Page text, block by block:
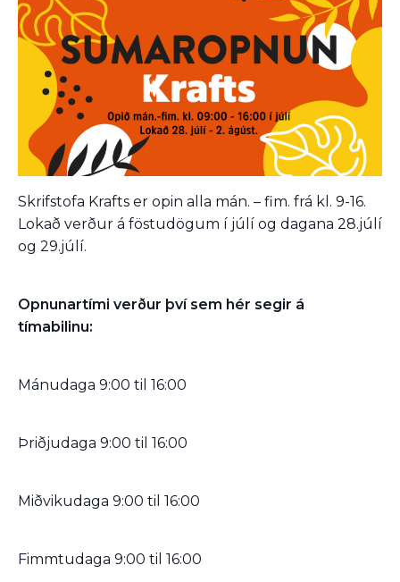
Skrifstofa Krafts er opin alla mán. – fim. frá kl. 9-16.
Lokað verður á föstudögum í júlí og dagana 28.júlí
og 29.júlí.
Opnunartími verður því sem hér segir á
tímabilinu:
Mánudaga 9:00 til 16:00
Þriðjudaga 9:00 til 16:00
Miðvikudaga 9:00 til 16:00
Fimmtudaga 9:00 til 16:00